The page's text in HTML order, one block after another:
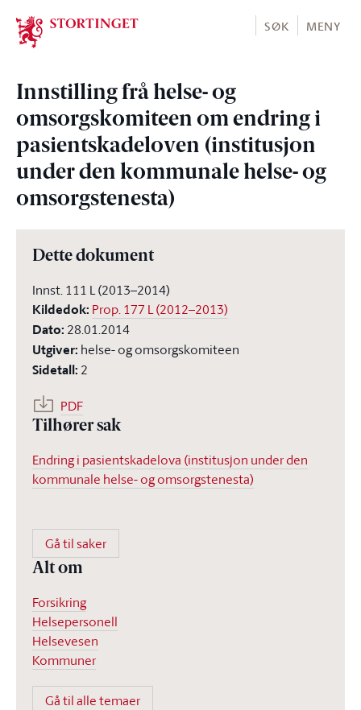
Stortinget.no
SØK MENY
Innstilling frå helse- og
omsorgskomiteen om endring i
pasientskadeloven (institusjon
under den kommunale helse- og
omsorgstenesta)
Dette dokument
Innst. 111 L (2013–2014)
Kildedok: Prop. 177 L (2012–2013)
Dato: 28.01.2014
Utgiver: helse- og omsorgskomiteen
Sidetall: 2
PDF
Tilhører sak
Endring i pasientskadelova (institusjon under den
kommunale helse- og omsorgstenesta)
Gå til saker
Alt om
Forsikring
Helsepersonell
Helsevesen
Kommuner
Gå til alle temaer